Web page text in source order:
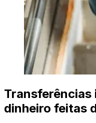
dinheiro feitas